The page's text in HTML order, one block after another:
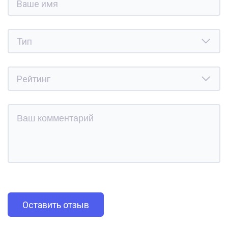
Оставить отзыв